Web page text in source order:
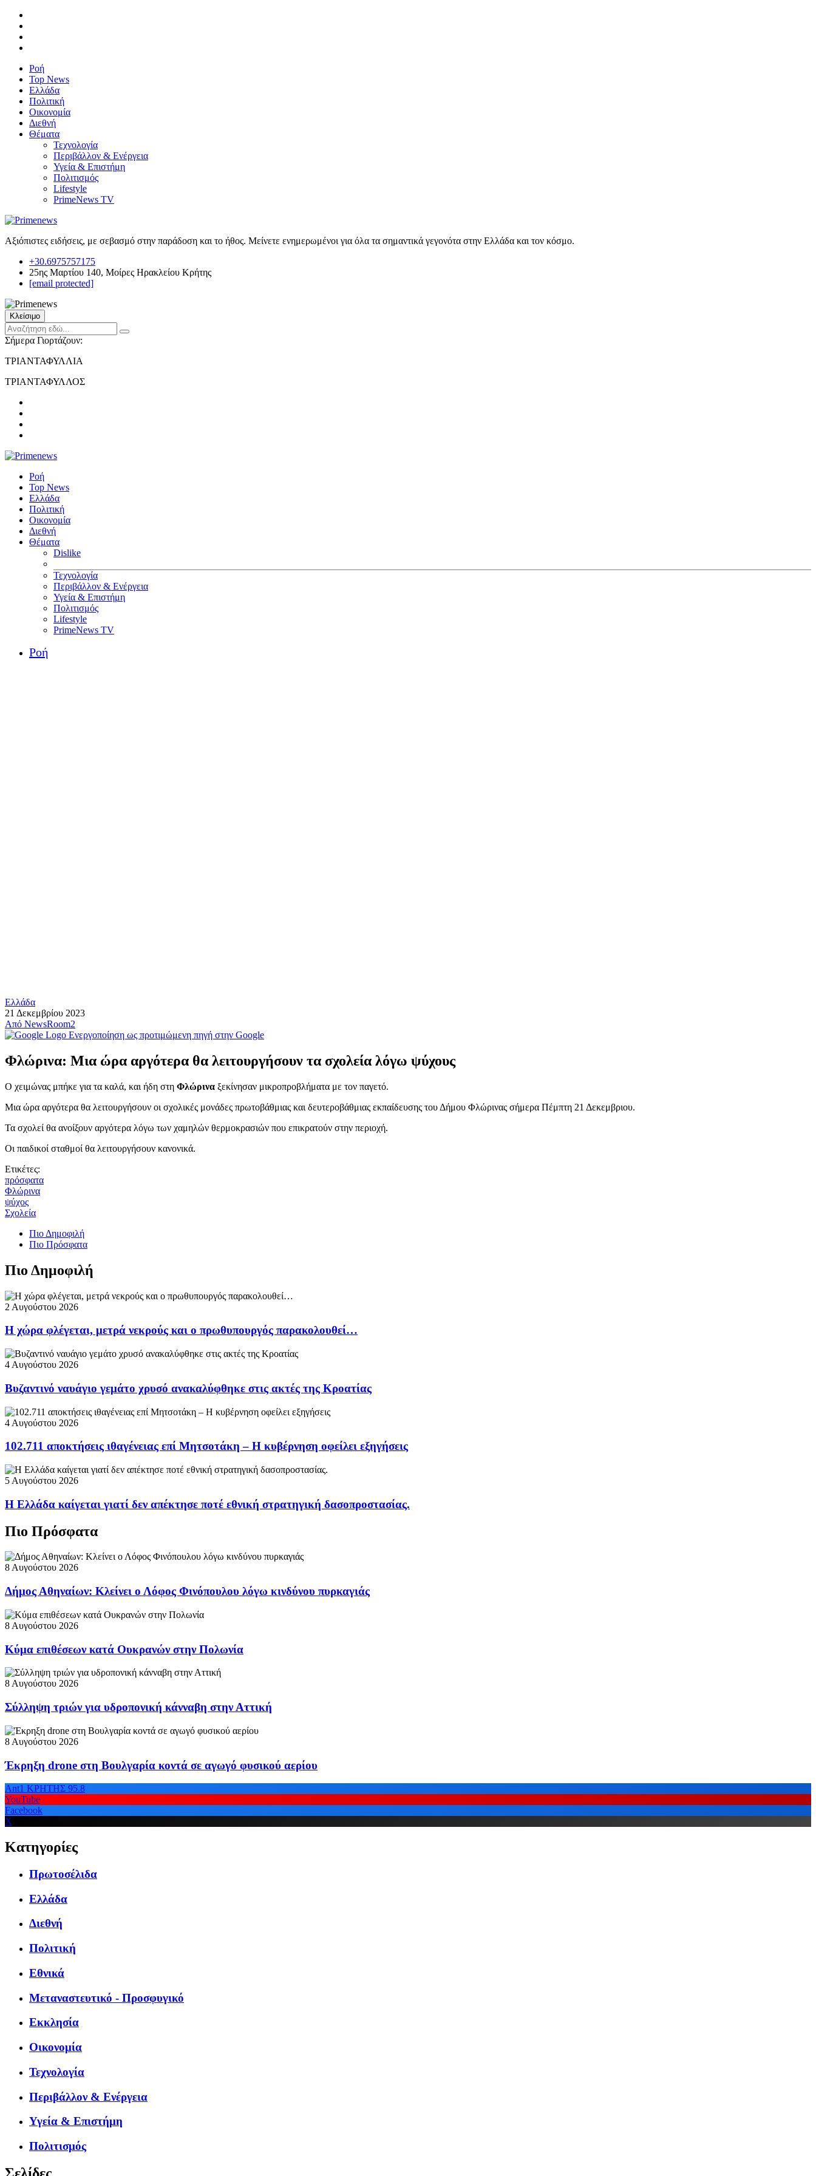
Ροή
Top News
Ελλάδα
Πολιτική
Οικονομία
Διεθνή
Θέματα
Τεχνολογία
Περιβάλλον & Ενέργεια
Υγεία & Επιστήμη
Πολιτισμός
Lifestyle
PrimeNews TV
Αξιόπιστες ειδήσεις, με σεβασμό στην παράδοση και το ήθος. Μείνετε ενημερωμένοι για όλα τα σημαντικά γεγονότα στην Ελλάδα και τον κόσμο.
+30.6975757175
25ης Μαρτίου 140, Μοίρες Ηρακλείου Κρήτης
[email protected]
Κλείσιμο
Σήμερα Γιορτάζουν:
ΤΡΙΑΝΤΑΦΥΛΛΙΑ
ΤΡΙΑΝΤΑΦΥΛΛΟΣ
Ροή
Top News
Ελλάδα
Πολιτική
Οικονομία
Διεθνή
Θέματα
Dislike
Τεχνολογία
Περιβάλλον & Ενέργεια
Υγεία & Επιστήμη
Πολιτισμός
Lifestyle
PrimeNews TV
Ροή
Ελλάδα
21 Δεκεμβρίου 2023
Από NewsRoom2
Ενεργοποίηση ως προτιμώμενη πηγή στην Google
Φλώρινα: Μια ώρα αργότερα θα λειτουργήσουν τα σχολεία λόγω ψύχους
Ο χειμώνας μπήκε για τα καλά, και ήδη στη Φλώρινα ξεκίνησαν μικροπροβλήματα με τον παγετό.
Μια ώρα αργότερα θα λειτουργήσουν οι σχολικές μονάδες πρωτοβάθμιας και δευτεροβάθμιας εκπαίδευσης του Δήμου Φλώρινας σήμερα Πέμπτη 21 Δεκεμβριου.
Τα σχολεί θα ανοίξουν αργότερα λόγω των χαμηλών θερμοκρασιών που επικρατούν στην περιοχή.
Οι παιδικοί σταθμοί θα λειτουργήσουν κανονικά.
Ετικέτες:
πρόσφατα
Φλώρινα
ψύχος
Σχολεία
Πιο Δημοφιλή
Πιο Πρόσφατα
Πιο Δημοφιλή
2 Αυγούστου 2026
Η χώρα φλέγεται, μετρά νεκρούς και ο πρωθυπουργός παρακολουθεί…
4 Αυγούστου 2026
Βυζαντινό ναυάγιο γεμάτο χρυσό ανακαλύφθηκε στις ακτές της Κροατίας
4 Αυγούστου 2026
102.711 αποκτήσεις ιθαγένειας επί Μητσοτάκη – Η κυβέρνηση οφείλει εξηγήσεις
5 Αυγούστου 2026
Η Ελλάδα καίγεται γιατί δεν απέκτησε ποτέ εθνική στρατηγική δασοπροστασίας.
Πιο Πρόσφατα
8 Αυγούστου 2026
Δήμος Αθηναίων: Κλείνει ο Λόφος Φινόπουλου λόγω κινδύνου πυρκαγιάς
8 Αυγούστου 2026
Κύμα επιθέσεων κατά Ουκρανών στην Πολωνία
8 Αυγούστου 2026
Σύλληψη τριών για υδροπονική κάνναβη στην Αττική
8 Αυγούστου 2026
Έκρηξη drone στη Βουλγαρία κοντά σε αγωγό φυσικού αερίου
Ant1 ΚΡΗΤΗΣ 95.8
YouTube
Facebook
X
Κατηγορίες
Πρωτοσέλιδα
Ελλάδα
Διεθνή
Πολιτική
Εθνικά
Μεταναστευτικό - Προσφυγικό
Εκκλησία
Οικονομία
Τεχνολογία
Περιβάλλον & Ενέργεια
Υγεία & Επιστήμη
Πολιτισμός